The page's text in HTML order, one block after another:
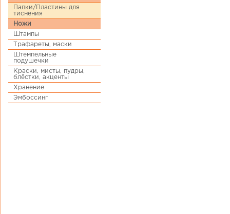
Папки/Пластины для
тиснения
Ножи
Штампы
Трафареты, маски
Штемпельные
подушечки
Краски, мисты, пудры,
блёстки, акценты
Хранение
Эмбоссинг